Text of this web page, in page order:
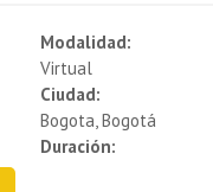
Modalidad:
Virtual
Ciudad:
Bogota, Bogotá
Duración: